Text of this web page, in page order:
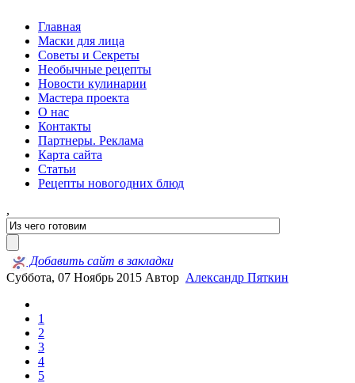
Главная
Маски для лица
Советы и Секреты
Необычные рецепты
Новости кулинарии
Мастера проекта
О нас
Контакты
Партнеры. Реклама
Карта сайта
Статьи
Рецепты новогодних блюд
,
Добавить сайт в закладки
Суббота, 07 Ноябрь 2015 Автор Александр Пяткин
1
2
3
4
5